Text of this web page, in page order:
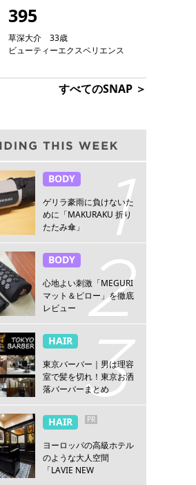
395
草深大介 33歳
ビューティーエクスペリエンス
すべてのSNAP ＞
BODY
ゲリラ豪雨に負けないた
めに「MAKURAKU 折り
たたみ傘」
BODY
心地よい刺激「MEGURI
マット＆ピロー」を徹底
レビュー
HAIR
東京バーバー｜男は理容
室で髪を切れ！東京お洒
落バーバーまとめ
HAIR PR
ヨーロッパの高級ホテル
のような大人空間
「LAVIE NEW